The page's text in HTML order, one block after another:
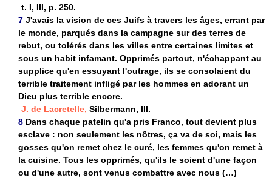
t. I, III, p. 250.
7 J'avais la vision de ces Juifs à travers les âges, errant par
le monde, parqués dans la campagne sur des terres de
rebut, ou tolérés dans les villes entre certaines limites et
sous un habit infamant. Opprimés partout, n'échappant au
supplice qu'en essuyant l'outrage, ils se consolaient du
terrible traitement infligé par les hommes en adorant un
Dieu plus terrible encore.
J. de Lacretelle, Silbermann, III.
8 Dans chaque patelin qu'a pris Franco, tout devient plus
esclave : non seulement les nôtres, ça va de soi, mais les
gosses qu'on remet chez le curé, les femmes qu'on remet à
la cuisine. Tous les opprimés, qu'ils le soient d'une façon
ou d'une autre, sont venus combattre avec nous (…)